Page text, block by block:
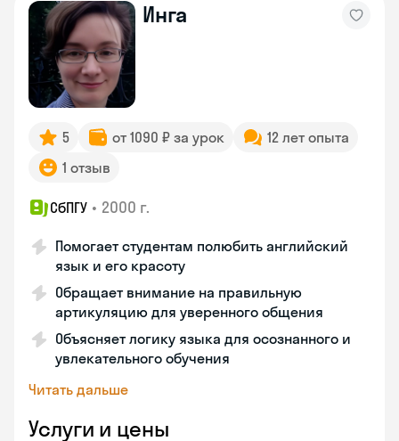
Инга
5 от 1090 ₽ за урок
12 лет опыта
1 отзыв
СбПГУ • 2000 г.
Помогает студентам полюбить английский
язык и его красоту
Обращает внимание на правильную
артикуляцию для уверенного общения
Объясняет логику языка для осознанного и
увлекательного обучения
Читать дальше
Услуги и цены